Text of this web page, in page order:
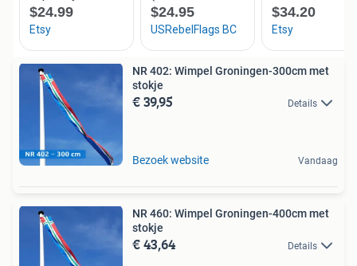
NR 402: Wimpel Groningen-300cm met
stokje
€ 39,95 Details
Bezoek website Vandaag
NR 460: Wimpel Groningen-400cm met
stokje
€ 43,64 Details